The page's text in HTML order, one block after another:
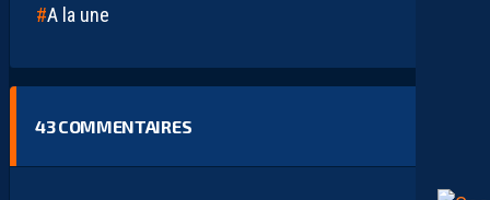
A la une
43COMMENTAIRES